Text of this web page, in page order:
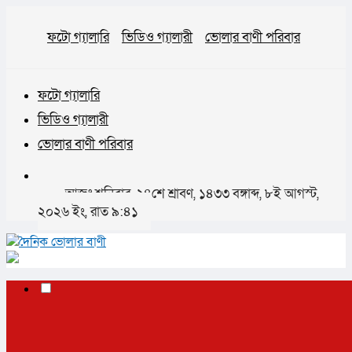
ফটো গ্যালারি ভিডিও গ্যালারী ভোলার বাণী পরিবার
ফটো গ্যালারি
ভিডিও গ্যালারী
ভোলার বাণী পরিবার
আজঃ শনিবার, ২৪শে শ্রাবণ, ১৪৩৩ বঙ্গাব্দ, ৮ই আগস্ট,
২০২৬ ইং, রাত ৯:৪১
✕